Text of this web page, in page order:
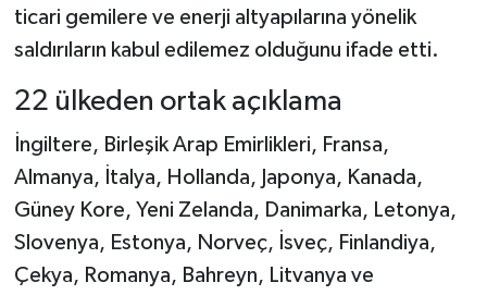
ticari gemilere ve enerji altyapılarına yönelik
saldırıların kabul edilemez olduğunu ifade etti.
22 ülkeden ortak açıklama
İngiltere, Birleşik Arap Emirlikleri, Fransa,
Almanya, İtalya, Hollanda, Japonya, Kanada,
Güney Kore, Yeni Zelanda, Danimarka, Letonya,
Slovenya, Estonya, Norveç, İsveç, Finlandiya,
Çekya, Romanya, Bahreyn, Litvanya ve